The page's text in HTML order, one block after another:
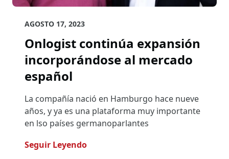
AGOSTO 17, 2023
Onlogist continúa expansión
incorporándose al mercado
español
La compañía nació en Hamburgo hace nueve
años, y ya es una plataforma muy importante
en lso países germanoparlantes
Seguir Leyendo- Onlogist Continúa Expansión